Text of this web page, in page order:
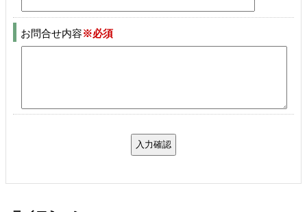
お問合せ内容※必須